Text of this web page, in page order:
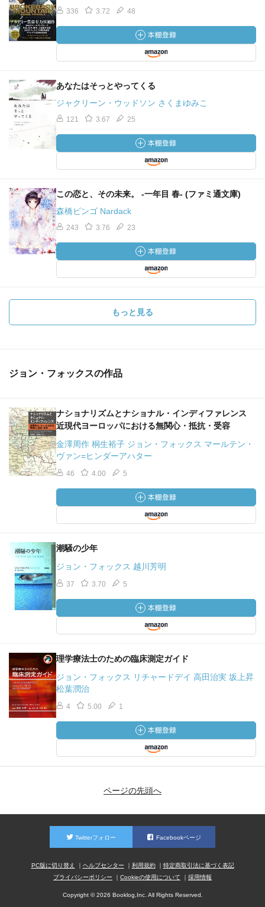
336 3.72 48
あなたはそっとやってくる
ジャクリーン・ウッドソン さくまゆみこ
121 3.67 25
この恋と、その未来。 -一年目 春- (ファミ通文庫)
森橋ビンゴ Nardack
243 3.76 23
もっと見る
ジョン・フォックスの作品
ナショナリズムとナショナル・インディファレンス
近現代ヨーロッパにおける無関心・抵抗・受容
金澤周作 桐生裕子 ジョン・フォックス マールテン・
ヴァン=ヒンダーアハター
46 4.00 5
潮騒の少年
ジョン・フォックス 越川芳明
37 3.70 5
理学療法士のための臨床測定ガイド
ジョン・フォックス リチャードデイ 高田治実 坂上昇
松葉潤治
4 5.00 1
ページの先頭へ
Twitterフォロー Facebookページ
PC版に切り替え ヘルプセンター 利用規約
特定商取引法に基づく表記
プライバシーポリシー
Cookieの使用について 採用情報
Copyright © 2026 Booklog,Inc. All Rights Reserved.